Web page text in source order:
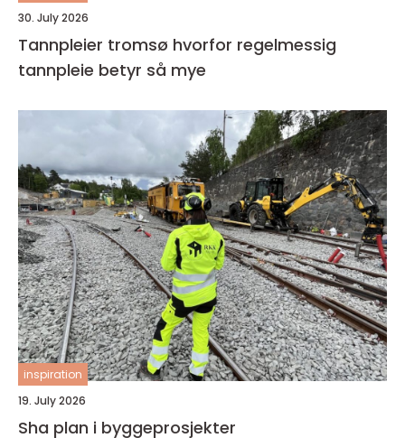
30. July 2026
Tannpleier tromsø hvorfor regelmessig
tannpleie betyr så mye
inspiration
19. July 2026
Sha plan i byggeprosjekter